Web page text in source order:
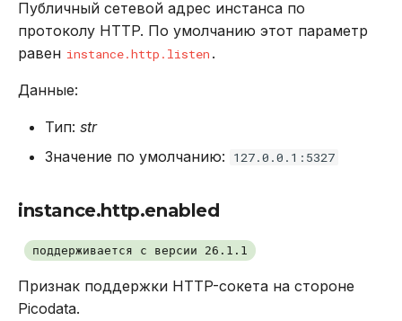
Публичный сетевой адрес инстанса по
протоколу HTTP. По умолчанию этот параметр
равен instance.http.listen .
Данные:
Тип: str
Значение по умолчанию:
127.0.0.1:5327
instance.http.enabled
поддерживается с версии 26.1.1
Признак поддержки HTTP-сокета на стороне
Picodata.